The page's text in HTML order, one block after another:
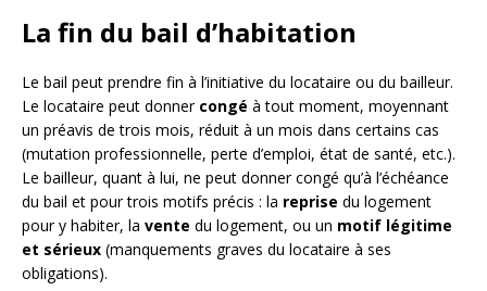
La fin du bail d’habitation
Le bail peut prendre fin à l’initiative du locataire ou du bailleur.
Le locataire peut donner congé à tout moment, moyennant
un préavis de trois mois, réduit à un mois dans certains cas
(mutation professionnelle, perte d’emploi, état de santé, etc.).
Le bailleur, quant à lui, ne peut donner congé qu’à l’échéance
du bail et pour trois motifs précis : la reprise du logement
pour y habiter, la vente du logement, ou un motif légitime
et sérieux (manquements graves du locataire à ses
obligations).